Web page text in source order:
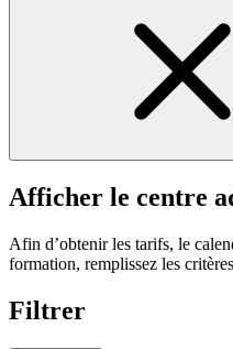
Afficher le centre
Afin d’obtenir les tarifs, le
formation, remplissez les
Filtrer